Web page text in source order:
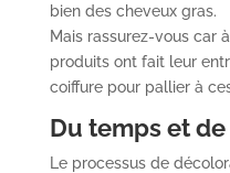
bien des cheveux gras.
Mais rassurez-vous car
produits ont fait leur
coiffure pour pallier à
Du temps et
Le processus de